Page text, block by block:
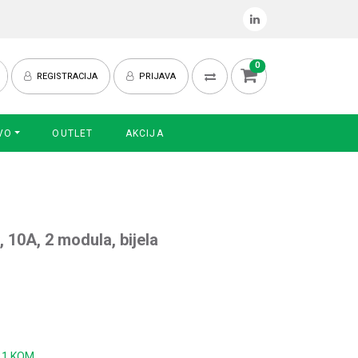
REGISTRACIJA PRIJAVA
0
OUTLET AKCIJA
10A, 2 modula, bijela